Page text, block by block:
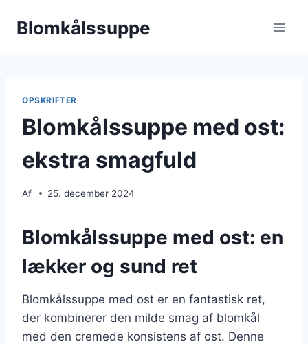
Blomkålssuppe
OPSKRIFTER
Blomkålssuppe med ost:
ekstra smagfuld
Af 25. december 2024
Blomkålssuppe med ost: en
lækker og sund ret
Blomkålssuppe med ost er en fantastisk ret,
der kombinerer den milde smag af blomkål
med den cremede konsistens af ost. Denne